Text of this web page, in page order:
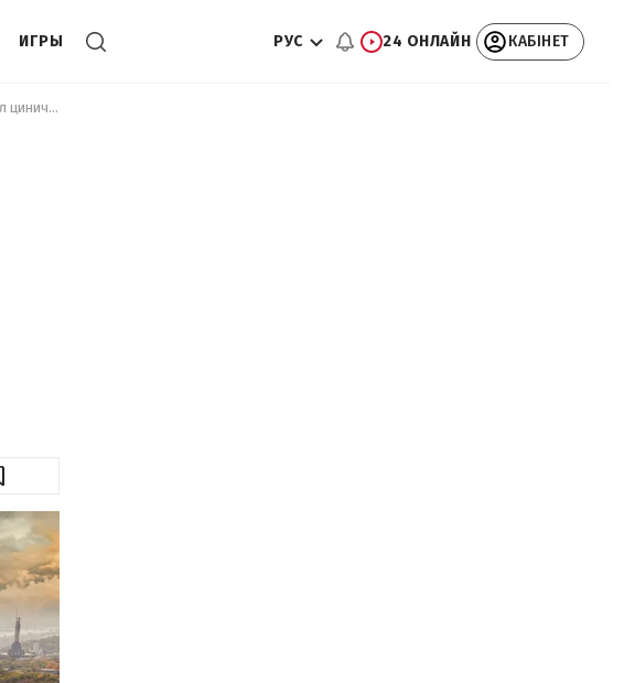
ИГРЫ РУС 24 ОНЛАЙН КАБІНЕТ
"Это колыбель нашей цивилизации": российский патриарх Кирилл цинично призвал мир защитить Лавру